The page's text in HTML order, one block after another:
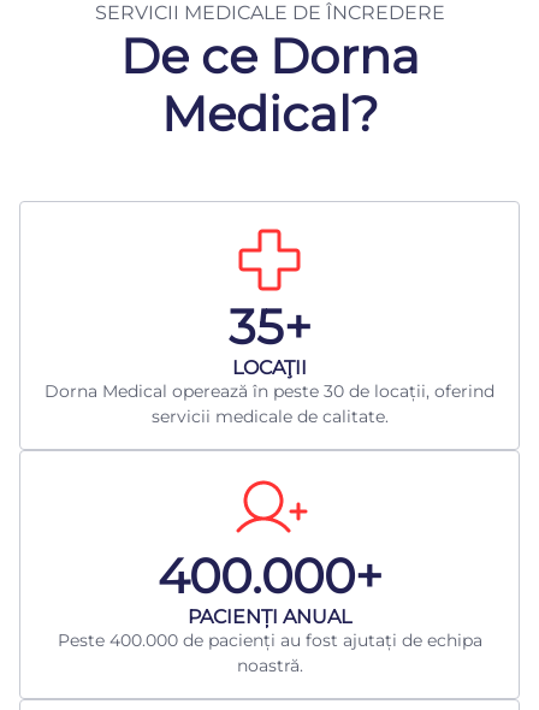
SERVICII MEDICALE DE ÎNCREDERE
De ce Dorna
Medical?
35+
LOCAŢII
Dorna Medical operează în peste 30 de locații, oferind
servicii medicale de calitate.
400.000+
​PACIENȚI ANUAL
Peste 400.000 de pacienți au fost ajutați de echipa
noastră.